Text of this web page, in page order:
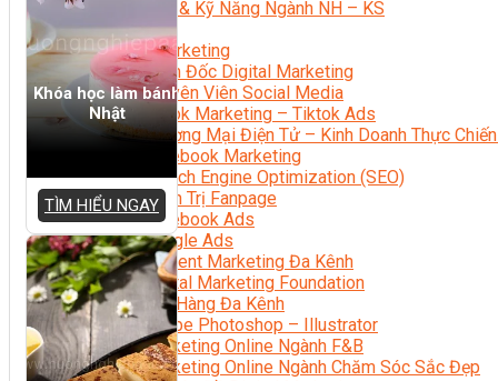
Kiến Thức & Kỹ Năng Ngành NH – KS
Marketing
Digital Marketing
Giám Đốc Digital Marketing
Chuyên Viên Social Media
Tiktok Marketing – Tiktok Ads
Thương Mại Điện Tử – Kinh Doanh Thực
Facebook Marketing
Search Engine Optimization (SEO)
Quản Trị Fanpage
Facebook Ads
Google Ads
Content Marketing Đa Kênh
Digital Marketing Foundation
Bán Hàng Đa Kênh
Adobe Photoshop – Illustrator
Marketing Online Ngành F&B
Marketing Online Ngành Chăm Sóc Sắc Đẹp
Khóa học làm bánh
Nhật
TÌM HIỂU NGAY